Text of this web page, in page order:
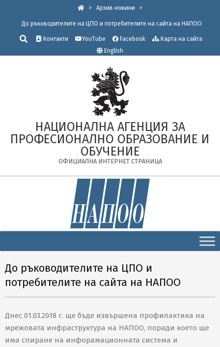
> Архив новини >
До ръководителите на ЦПО и потребителите на сайта на НАПОО
Търсене
Контакти YouTube Facebook
Карта на сайта
English
НАЦИОНАЛНА АГЕНЦИЯ ЗА
ПРОФЕСИОНАЛНО ОБРАЗОВАНИЕ И
ОБУЧЕНИЕ
ОФИЦИАЛНА ИНТЕРНЕТ СТРАНИЦА
Navigation
До ръководителите на ЦПО и
потребителите на сайта на НАПОО
Днес 01.03.2018 г. ще бъде извършена профилактика на
мрежовата инфраструктура на НАПОО, поради което ще
има спиране на инфорамационната система и